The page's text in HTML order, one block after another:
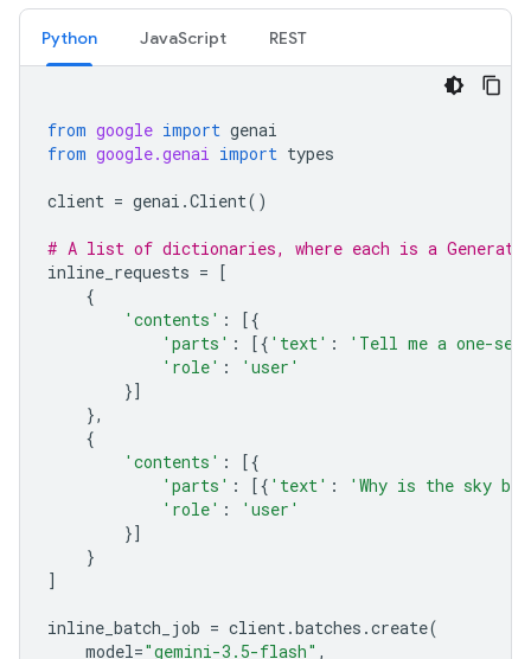
Python JavaScript REST
from google import genai
from google.genai import types
client = genai .Client()
# A list of dictionaries, where each is a
inline_requests = [
{
'contents' :
[{
'parts' : [{ 'text' :
'Tell me a one-
'role' :
'user'
}]
},
{
'contents' :
[{
'parts' : [{ 'text' :
'Why is the sky
'role' :
'user'
}]
}
]
inline_batch_job = client.batches .create(
model="gemini-3.5-flash" ,